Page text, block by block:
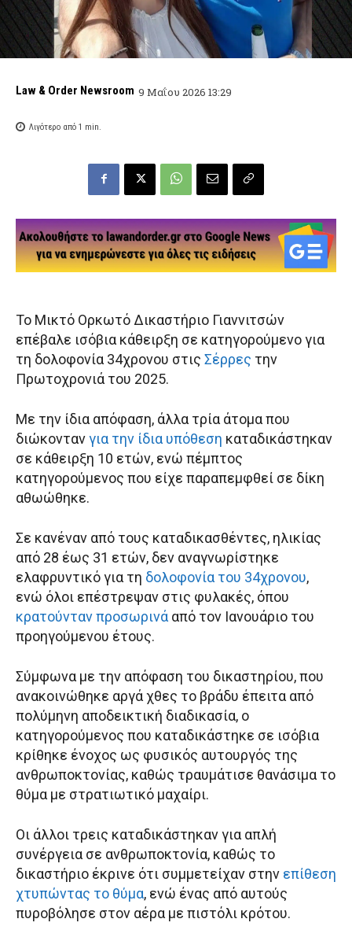
Law & Order Newsroom 9 Μαΐου 2026 13:29
Λιγότερο από 1 min.
Το Μικτό Ορκωτό Δικαστήριο Γιαννιτσών
επέβαλε ισόβια κάθειρξη σε κατηγορούμενο για
τη δολοφονία 34χρονου στις Σέρρες την
Πρωτοχρονιά του 2025.
Με την ίδια απόφαση, άλλα τρία άτομα που
διώκοντανγια την ίδια υπόθεση καταδικάστηκαν
σε κάθειρξη 10 ετών, ενώ πέμπτος
κατηγορούμενος που είχε παραπεμφθεί σε δίκη
αθωώθηκε.
Σε κανέναν από τους καταδικασθέντες, ηλικίας
από 28 έως 31 ετών, δεν αναγνωρίστηκε
ελαφρυντικό για τη δολοφονία του 34χρονου,
ενώ όλοι επέστρεψαν στις φυλακές, όπου
κρατούνταν προσωρινάαπό τον Ιανουάριο του
προηγούμενου έτους.
Σύμφωνα με την απόφαση του δικαστηρίου, που
ανακοινώθηκε αργά χθες το βράδυ έπειτα από
πολύμηνη αποδεικτική διαδικασία, ο
κατηγορούμενος που καταδικάστηκε σε ισόβια
κρίθηκε ένοχος ως φυσικός αυτουργός της
ανθρωποκτονίας, καθώς τραυμάτισε θανάσιμα το
θύμα με στρατιωτικό μαχαίρι.
Οι άλλοι τρεις καταδικάστηκαν για απλή
συνέργεια σε ανθρωποκτονία, καθώς το
δικαστήριο έκρινε ότι συμμετείχαν στην επίθεση
χτυπώντας το θύμα, ενώ ένας από αυτούς
πυροβόλησε στον αέρα με πιστόλι κρότου.